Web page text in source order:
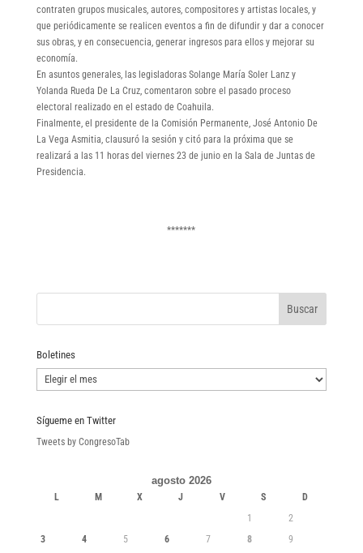
contraten grupos musicales, autores, compositores y artistas locales, y
que periódicamente se realicen eventos a fin de difundir y dar a conocer
sus obras, y en consecuencia, generar ingresos para ellos y mejorar su
economía.
En asuntos generales, las legisladoras Solange María Soler Lanz y
Yolanda Rueda De La Cruz, comentaron sobre el pasado proceso
electoral realizado en el estado de Coahuila.
Finalmente, el presidente de la Comisión Permanente, José Antonio De
La Vega Asmitia, clausuró la sesión y citó para la próxima que se
realizará a las 11 horas del viernes 23 de junio en la Sala de Juntas de
Presidencia.
*******
Boletines
Boletines
Sígueme en Twitter
Tweets by CongresoTab
agosto 2026
L M X J V S
D
1
2
3
4 5 6 7 8
9